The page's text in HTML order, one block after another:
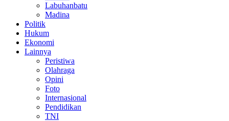
Labuhanbatu
Madina
Politik
Hukum
Ekonomi
Lainnya
Peristiwa
Olahraga
Opini
Foto
Internasional
Pendidikan
TNI